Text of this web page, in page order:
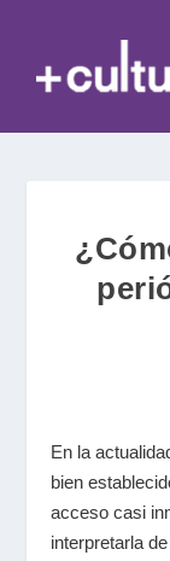
En la
bien
acceso casi
interpretarla